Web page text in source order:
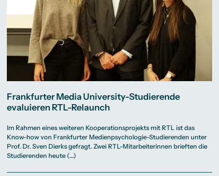
Frankfurter Media University-Studierende
evaluieren RTL-Relaunch
Im Rahmen eines weiteren Kooperationsprojekts mit RTL ist das
Know-how von Frankfurter Medienpsychologie-Studierenden unter
Prof. Dr. Sven Dierks gefragt. Zwei RTL-Mitarbeiterinnen brieften die
Studierenden heute (…)